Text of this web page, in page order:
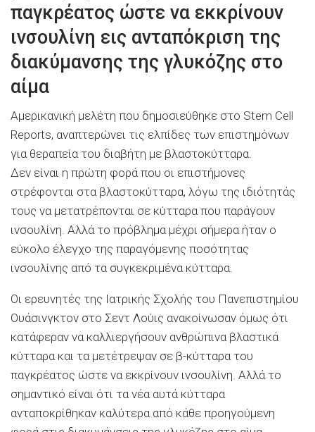
παγκρέατος ώστε να εκκρίνουν
ινσουλίνη εις ανταπόκριση της
διακύμανσης της γλυκόζης στο
αίμα
Αμερικανική μελέτη που δημοσιεύθηκε στο Stem Cell
Reports, αναπτερώνει τις ελπίδες των επιστημόνων
για θεραπεία του διαβήτη με βλαστοκύτταρα.
Δεν είναι η πρώτη φορά που οι επιστήμονες
στρέφονται στα βλαστοκύτταρα, λόγω της ιδιότητάς
τους να μετατρέπονται σε κύτταρα που παράγουν
ινσουλίνη. Αλλά το πρόβλημα μέχρι σήμερα ήταν ο
εύκολο έλεγχο της παραγόμενης ποσότητας
ινσουλίνης από τα συγκεκριμένα κύτταρα.
Οι ερευνητές της Ιατρικής Σχολής του Πανεπιστημίου
Ουάσινγκτον στο Σεντ Λούις ανακοίνωσαν όμως ότι
κατάφεραν να καλλιεργήσουν ανθρώπινα βλαστικά
κύτταρα και τα μετέτρεψαν σε β-κύτταρα του
παγκρέατος ώστε να εκκρίνουν ινσουλίνη. Αλλά το
σημαντικό είναι ότι τα νέα αυτά κύτταρα
ανταποκρίθηκαν καλύτερα από κάθε προηγούμενη